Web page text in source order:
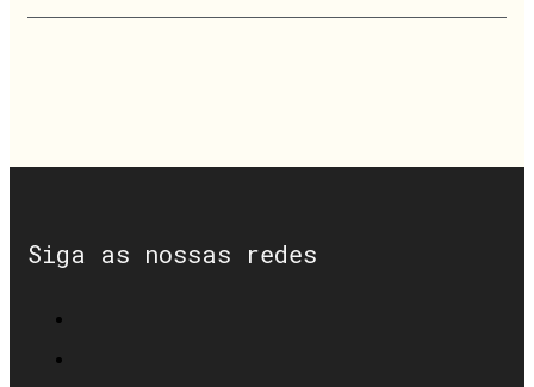
Siga as nossas redes